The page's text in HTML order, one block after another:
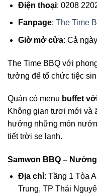
Điện thoại: 0208
Fanpage: The Time
Giờ mở cửa: Cả ngày
The Time BBQ với
tưởng để tổ chức tiệc
Quán có menu buffet
Không gian tươi mới và
hưởng những món
tiết trời se lạnh.
Samwon BBQ –
Địa chỉ: Tầng 1 Tòa
Trung, TP Thái